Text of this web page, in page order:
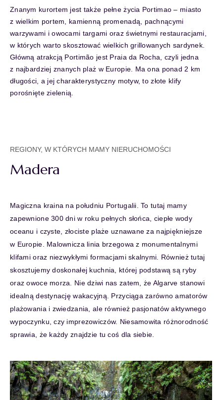
Znanym kurortem jest także pełne życia Portimao – miasto
z wielkim portem, kamienną promenadą, pachnącymi
warzywami i owocami targami oraz świetnymi restauracjami,
w których warto skosztować wielkich grillowanych sardynek.
Główną atrakcją Portimão jest Praia da Rocha, czyli jedna
z najbardziej znanych plaż w Europie. Ma ona ponad 2 km
długości, a jej charakterystyczny motyw, to złote klify
porośnięte zielenią.
REGIONY, W KTÓRYCH MAMY NIERUCHOMOŚCI
Madera
Magiczna kraina na południu Portugalii. To tutaj mamy
zapewnione 300 dni w roku pełnych słońca, ciepłe wody
oceanu i czyste, złociste plaże uznawane za najpiękniejsze
w Europie. Malownicza linia brzegowa z monumentalnymi
klifami oraz niezwykłymi formacjami skalnymi. Również tutaj
skosztujemy doskonałej kuchnia, której podstawą są ryby
oraz owoce morza. Nie dziwi nas zatem, że Algarve stanowi
idealną destynację wakacyjną. Przyciąga zarówno amatorów
plażowania i zwiedzania, ale również pasjonatów aktywnego
wypoczynku, czy imprezowiczów. Niesamowita różnorodność
sprawia, że każdy znajdzie tu coś dla siebie.